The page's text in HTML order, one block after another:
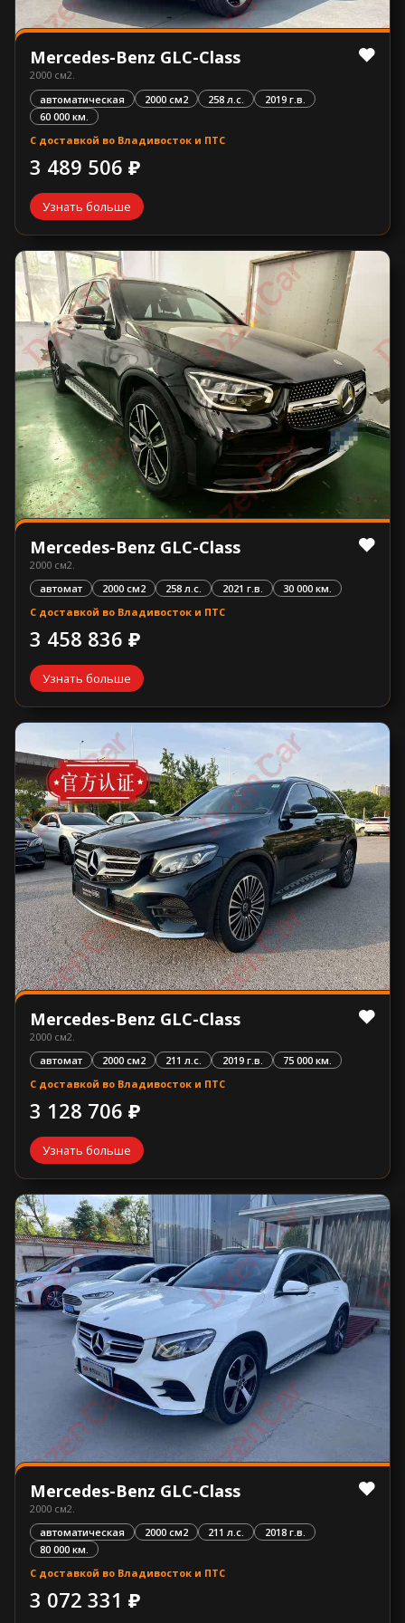
Mercedes-Benz GLC-Class
2000 см2.
автоматическая
2000 см2 258 л.с.
2019 г.в.
60 000 км.
С доставкой во Владивосток и ПТС
3 489 506 ₽
Узнать больше
Mercedes-Benz GLC-Class
2000 см2.
автомат
2000 см2 258 л.с. 2021 г.в.
30 000 км.
С доставкой во Владивосток и ПТС
3 458 836 ₽
Узнать больше
Mercedes-Benz GLC-Class
2000 см2.
автомат
2000 см2 211 л.с. 2019 г.в.
75 000 км.
С доставкой во Владивосток и ПТС
3 128 706 ₽
Узнать больше
Mercedes-Benz GLC-Class
2000 см2.
автоматическая
2000 см2 211 л.с.
2018 г.в.
80 000 км.
С доставкой во Владивосток и ПТС
3 072 331 ₽